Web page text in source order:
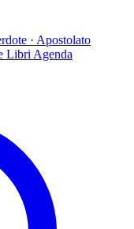
· Apostolato
Libri Agenda